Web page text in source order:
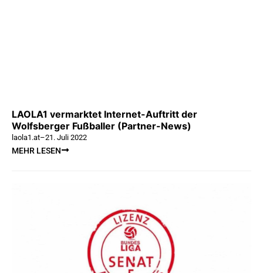
LAOLA1 vermarktet Internet-Auftritt der
Wolfsberger Fußballer (Partner-News)
laola1.at–21. Juli 2022
MEHR LESEN